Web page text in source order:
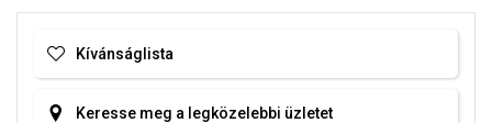
Kívánságlista
Keresse meg a legközelebbi üzletet